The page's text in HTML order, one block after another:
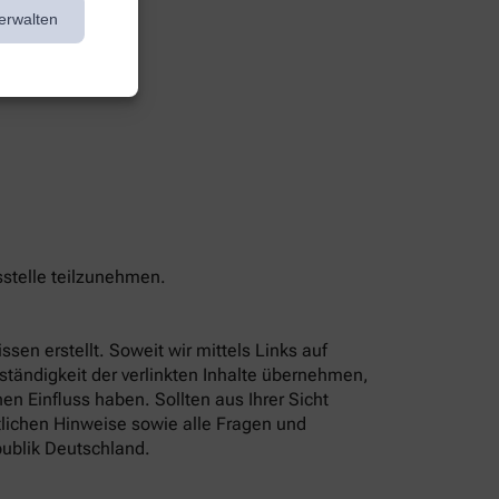
teilzunehmen.
erstellt. Soweit wir mittels Links auf
der verlinkten Inhalte übernehmen,
Einfluss haben. Sollten aus Ihrer Sicht
Hinweise sowie alle Fragen und
Deutschland.